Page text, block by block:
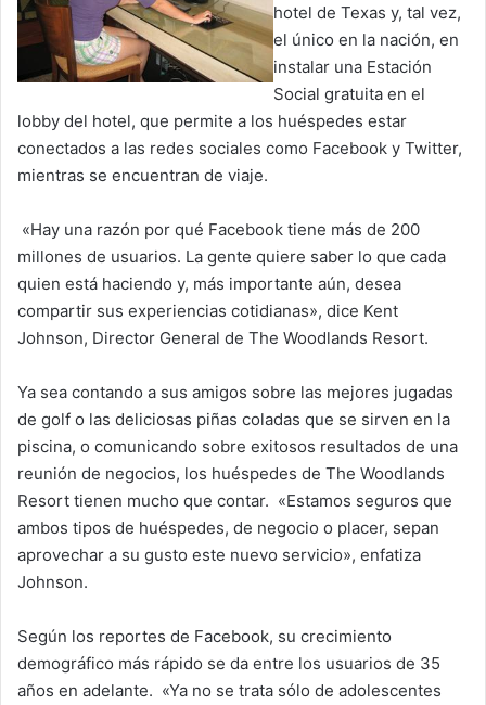
hotel de Texas y, tal vez,
el único en la nación, en
instalar una Estación
Social gratuita en el
lobby del hotel, que permite a los huéspedes estar
conectados a las redes sociales como Facebook y Twitter,
mientras se encuentran de viaje.
«Hay una razón por qué Facebook tiene más de 200
millones de usuarios. La gente quiere saber lo que cada
quien está haciendo y, más importante aún, desea
compartir sus experiencias cotidianas», dice Kent
Johnson, Director General de The Woodlands Resort.
Ya sea contando a sus amigos sobre las mejores jugadas
de golf o las deliciosas piñas coladas que se sirven en la
piscina, o comunicando sobre exitosos resultados de una
reunión de negocios, los huéspedes de The Woodlands
Resort tienen mucho que contar. «Estamos seguros que
ambos tipos de huéspedes, de negocio o placer, sepan
aprovechar a su gusto este nuevo servicio», enfatiza
Johnson.
Según los reportes de Facebook, su crecimiento
demográfico más rápido se da entre los usuarios de 35
años en adelante. «Ya no se trata sólo de adolescentes